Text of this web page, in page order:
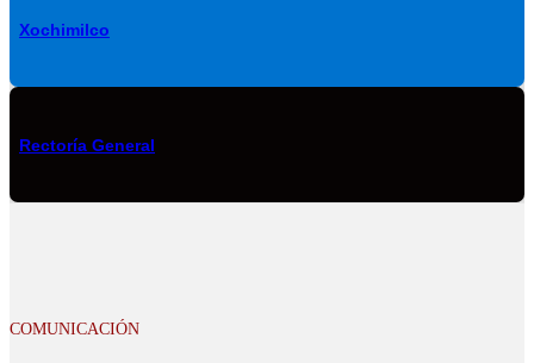
Xochimilco
Rectoría General
COMUNICACIÓN